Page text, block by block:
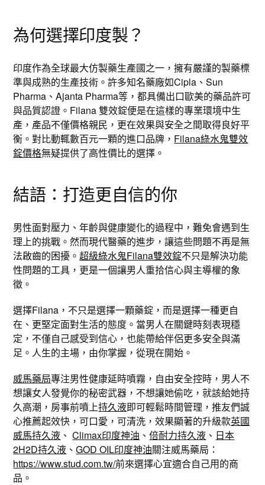
為何選擇印度製？
印度作為全球最大仿製藥生產國之一，擁有嚴謹的製藥標
準與成熟的生產技術。許多知名藥廠如Cipla、Sun
Pharma、Ajanta Pharma等，都具備出口歐美的藥品許可
與品質認證。Filana 雙效錠便是在這樣的專業環境中生
產，產品不僅價格親民，更在效果與安全之間取得良好平
衡。對比動輒數百元一顆的進口品牌， Filana綠水鬼雙效
錠價格無疑提供了高性價比的選擇。
結語：打造更自信的你
男性面對壓力、年齡與健康變化的過程中，難免會遇到生
理上的挑戰。然而現代醫藥的進步，讓這些問題不再是無
法啟齒的困擾。超級綠水鬼Filana雙效錠不只是解決功能
性問題的工具，更是一個讓男人重拾信心與主導權的象
徵。
選擇Filana，不只是選擇一顆藥錠，而是選擇一種更自
在、更堅定面對生活的態度。當男人在關鍵時刻表現穩
定，不僅自己感受到信心，也能帶給伴侶更多安全與滿
足。人生的主場，由你掌握，從現在開始。
威馬藥局專注男性健康延時噴霧，自由安全控時，男人不
想讓女人發覺你的秘密武器，不想讓她偷吃，就該給她持
久高潮，房事前噴上持久液即可輕鬆時間管理，推友們誠
心推薦起效快，可口愛，可清洗，效果顯著的升級款英國
威馬持久液 、Climax印度神油 、倍耐力持久液 、 日本
2H2D持久液 、GOD OIL印度神油關注威馬藥局：
https://www.stud.com.tw/前來選擇心宜適合自己用的商
品。